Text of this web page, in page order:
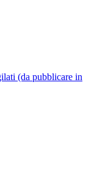
(da pubblicare in